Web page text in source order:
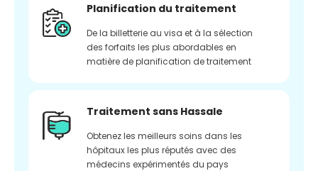
Planification du traitement
De la billetterie au visa et à la sélection
des forfaits les plus abordables en
matière de planification de traitement
Traitement sans Hassale
Obtenez les meilleurs soins dans les
hôpitaux les plus réputés avec des
médecins expérimentés du pays